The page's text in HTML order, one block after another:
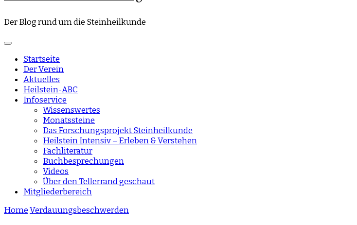
Der Blog rund um die Steinheilkunde
Startseite
Der Verein
Aktuelles
Heilstein-ABC
Infoservice
Wissenswertes
Monatssteine
Das Forschungsprojekt Steinheilkunde
Heilstein Intensiv – Erleben & Verstehen
Fachliteratur
Buchbesprechungen
Videos
Über den Tellerrand geschaut
Mitgliederbereich
HomeVerdauungsbeschwerden